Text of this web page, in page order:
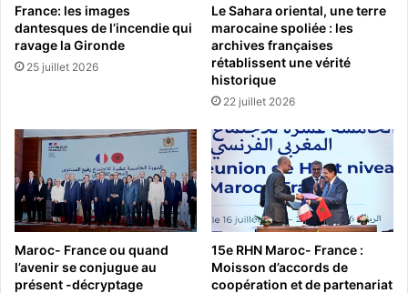
France: les images
dantesques de l’incendie qui
ravage la Gironde
25 juillet 2026
Le Sahara oriental, une terre
marocaine spoliée : les
archives françaises
rétablissent une vérité
historique
22 juillet 2026
Maroc- France ou quand
l’avenir se conjugue au
présent -décryptage
15e RHN Maroc- France :
Moisson d’accords de
coopération et de partenariat